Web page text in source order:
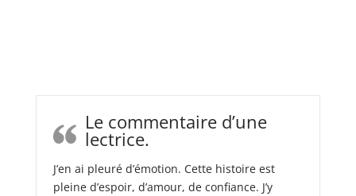
Le commentaire d’une
lectrice.
J’en ai pleuré d’émotion. Cette histoire est
pleine d’espoir, d’amour, de confiance. J’y